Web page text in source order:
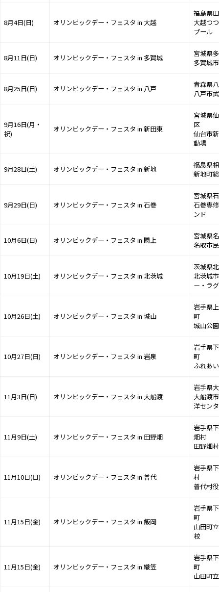
8月4日(日) オリンピックデー・フェスタ in 大越
福島県
大越つ
プール
8月11日(日) オリンピックデー・フェスタ in 多賀城
宮城県
多賀城
8月25日(日) オリンピックデー・フェスタ in 八戸
青森県
八戸市
9月16日(月・
祝)
オリンピックデー・フェスタ in 新田東
宮城県
区
仙台市
動場
9月28日(土) オリンピックデー・フェスタ in 新地
福島県
新地町
9月29日(日) オリンピックデー・フェスタ in 石巻
宮城県
石巻専
ンド
10月6日(日) オリンピックデー・フェスタ in 閖上
宮城県
名取市
10月19日(土) オリンピックデー・フェスタ in 北茨城
茨城県
北茨城
ー・ラ
10月26日(土) オリンピックデー・フェスタ in 城山
岩手県
町
城山公
10月27日(日) オリンピックデー・フェスタ in 岩泉
岩手県
町
ふれあ
11月3日(日) オリンピックデー・フェスタ in 大船渡
岩手県
大船渡
洋セン
11月9日(土) オリンピックデー・フェスタ in 田野畑
岩手県
畑村
田野畑
11月10日(日) オリンピックデー・フェスタ in 普代
岩手県
村
普代村
11月15日(金) オリンピックデー・フェスタ in 飯岡
岩手県
町
山田町
校
11月15日(金) オリンピックデー・フェスタ in 織笠
岩手県
町
山田町